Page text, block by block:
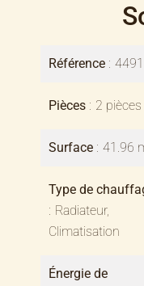
Référence 4491
Pièces 2 pièces
Surface 41.96
Type de
Radiateur,
Climatisation
Énergie de